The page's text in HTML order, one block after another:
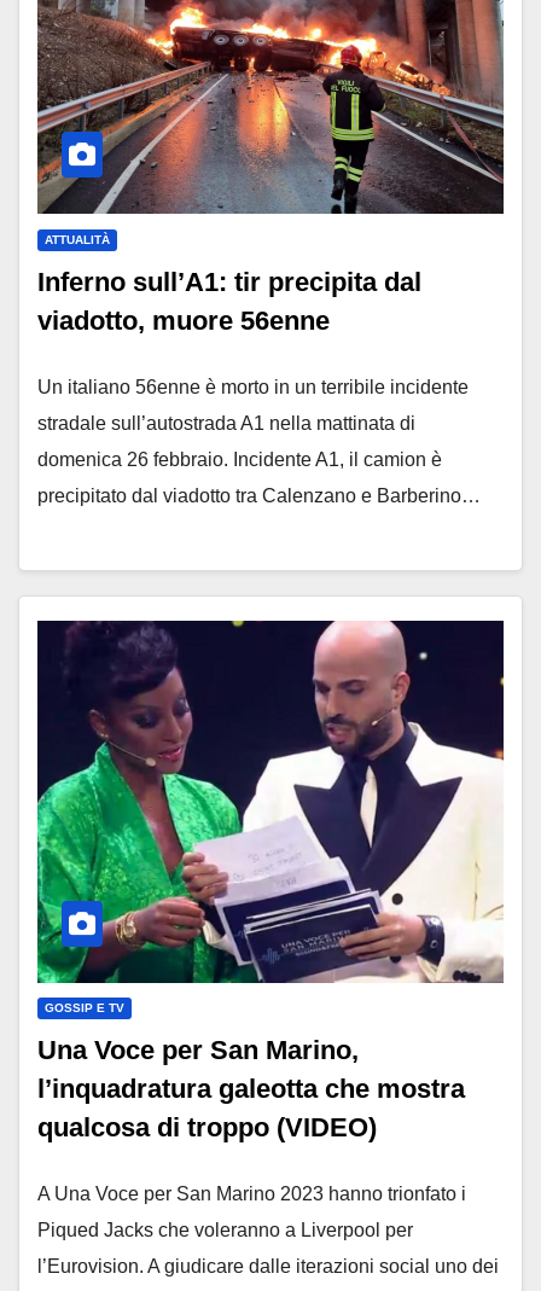
ATTUALITÀ
Inferno sull’A1: tir precipita dal
viadotto, muore 56enne
Un italiano 56enne è morto in un terribile incidente
stradale sull’autostrada A1 nella mattinata di
domenica 26 febbraio. Incidente A1, il camion è
precipitato dal viadotto tra Calenzano e Barberino…
GOSSIP E TV
Una Voce per San Marino,
l’inquadratura galeotta che mostra
qualcosa di troppo (VIDEO)
A Una Voce per San Marino 2023 hanno trionfato i
Piqued Jacks che voleranno a Liverpool per
l’Eurovision. A giudicare dalle iterazioni social uno dei